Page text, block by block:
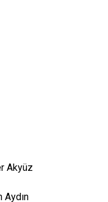
Akyüz
Aydın